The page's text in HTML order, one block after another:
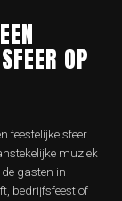
OP
feestelijke sfeer
muziek
gasten in
bedrijfsfeest of